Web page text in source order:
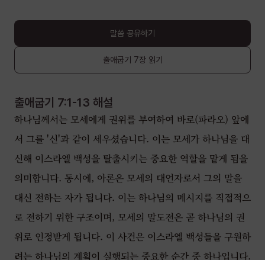
말씀 공유하기
출애굽기 7장읽기
출애굽기 7:1-13 해설
하나님께서는 모세에게 권위를 부여하여 바로(파라오) 앞에
서 그를 '신'과 같이 세우셨습니다. 이는 모세가 하나님을 대
신해 이스라엘 백성을 탈출시키는 중요한 역할을 맡게 됨을
의미합니다. 동시에, 아론은 모세의 대언자로서 그의 말을
대신 전하는 자가 됩니다. 이는 하나님의 메시지를 직접적으
로 전하기 위한 구조이며, 모세의 말도전은 곧 하나님의 권
위로 인정받게 됩니다. 이 사건은 이스라엘 백성들을 구원하
려는 하나님의 계획이 실행되는 중요한 순간 중 하나입니다.